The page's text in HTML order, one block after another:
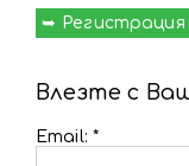
Регистрация
Влезте с
Email: *